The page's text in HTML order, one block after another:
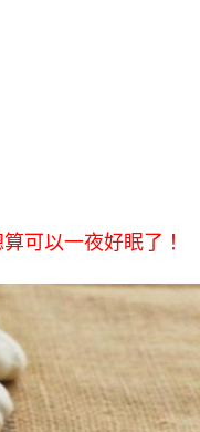
可以一夜好眠了！